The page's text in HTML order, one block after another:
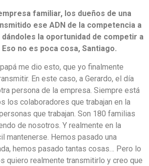
familiar, los dueños de una
ese ADN de la competencia a
la oportunidad de competir a
no es poca cosa, Santiago.
me dio esto, que yo finalmente
En este caso, a Gerardo, el día
persona de la empresa. Siempre está
los colaboradores que trabajan en la
que trabajan. Son 180 familias
de nosotros. Y realmente en la
mantenerse. Hemos pasado una
hemos pasado tantas cosas… Pero lo
quiero realmente transmitirlo y creo que